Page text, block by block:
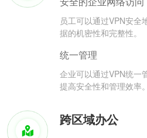
员工可以通过VPN安全
据的机密性和完整性。
统一管理
企业可以通过VPN统一
提高安全性和管理效率。
跨区域办公